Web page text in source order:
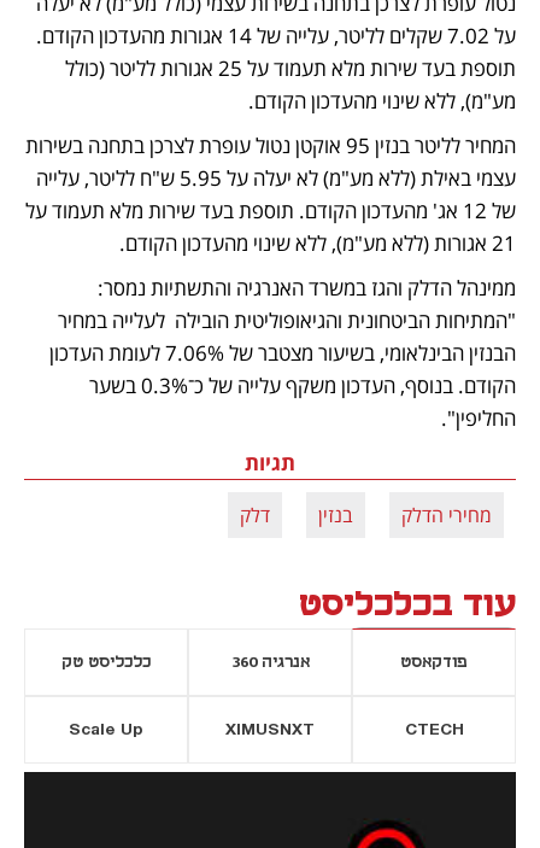
מע"מ), ללא שינוי מהעדכון הקודם.
21 אגורות (ללא מע"מ), ללא שינוי מהעדכון הקודם.
החליפין".
תגיות
מחירי הדלק בנזין דלק
עוד בכלכליסט
פודקאסט אנרגיה 360 כלכליסט טק
CTECH
XIMUSNXT
Scale Up
נפתח בכרטיסייה חדשה חדשה